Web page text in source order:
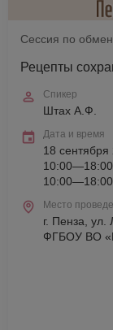
Рецепты
Спикер
Штах А.Ф.
Дата и время
18 сентября
Место
г. Пенза,
ФГБОУ ВО